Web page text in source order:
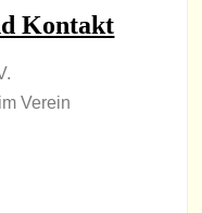
Kontakt
Ver­ein